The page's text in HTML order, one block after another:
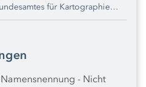
für Kartographie
in Zusammenarbeit mit zehn
Starkregengefahren
von Fließgewässern
- Nicht